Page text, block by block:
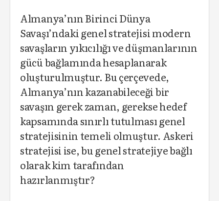
Almanya’nın Birinci Dünya
Savaşı’ndaki genel stratejisi modern
savaşların yıkıcılığı ve düşmanlarının
gücü bağlamında hesaplanarak
oluşturulmuştur. Bu çerçevede,
Almanya’nın kazanabileceği bir
savaşın gerek zaman, gerekse hedef
kapsamında sınırlı tutulması genel
stratejisinin temeli olmuştur. Askeri
stratejisi ise, bu genel stratejiye bağlı
olarak kim tarafından
hazırlanmıştır?